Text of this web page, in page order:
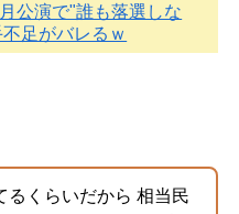
公演で"誰も落選しな
足がバレるｗ
るくらいだから 相当民